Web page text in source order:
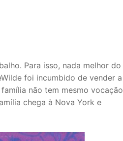
Para isso, nada melhor do
foi incumbido de vender a
não tem mesmo vocação
chega à Nova York e